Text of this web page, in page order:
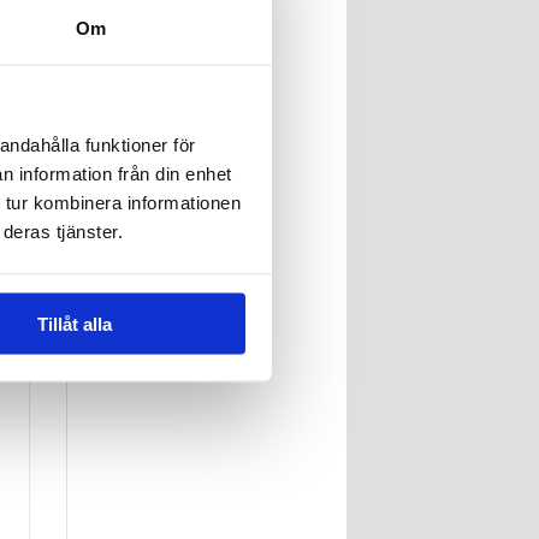
Om
funktioner för
information från din enhet
kombinera informationen
tjänster.
Tillåt alla